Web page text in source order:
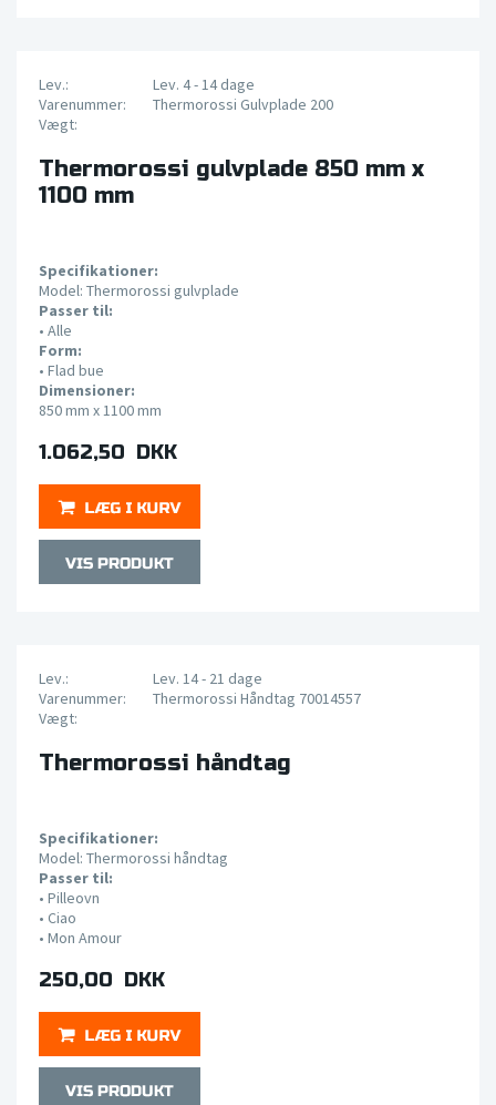
Lev.:
Lev. 4 - 14 dage
Varenummer:
Thermorossi Gulvplade 200
Vægt:
Thermorossi gulvplade 850 mm x
1100 mm
Specifikationer:
Model: Thermorossi gulvplade
Passer til:
• Alle
Form:
• Flad bue
Dimensioner:
850 mm x 1100 mm
1.062,50 DKK
Lev.:
Lev. 14 - 21 dage
Varenummer:
Thermorossi Håndtag 70014557
Vægt:
Thermorossi håndtag
Specifikationer:
Model: Thermorossi håndtag
Passer til:
• Pilleovn
• Ciao
• Mon Amour
250,00 DKK